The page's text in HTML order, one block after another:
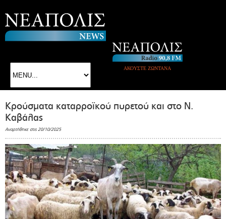
ΑΚΟΥΣΤΕ ΖΩΝΤΑΝΑ
Κρούσματα καταρροϊκού πυρετού και στο Ν.
Καβάλας
Αναρτήθηκε στις 20/10/2025